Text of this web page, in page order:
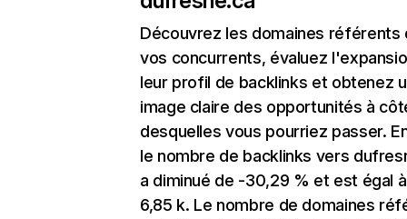
Découvrez les domaines référents
vos concurrents, évaluez
leur profil de backlinks et obtenez
image claire des opportunités à
desquelles vous pourriez passer.
le nombre de backlinks vers
a diminué de -30,29 % et est égal à
6,85 k. Le nombre de domaines